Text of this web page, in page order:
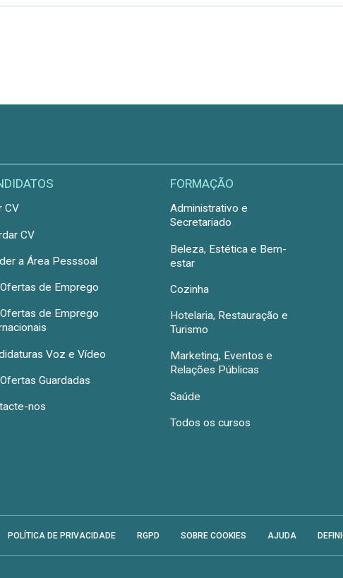
CV
CV
a Área Pesssoal
de Emprego
de Emprego
Voz e Vídeo
Guardadas
nos
FORMAÇÃO
Administrativo e
Secretariado
Beleza, Estética e Bem-
estar
Cozinha
Hotelaria, Restauração e
Turismo
Marketing, Eventos e
Relações Públicas
Saúde
Todos os cursos
POLÍTICA DE PRIVACIDADE RGPD SOBRE COOKIES AJUDA